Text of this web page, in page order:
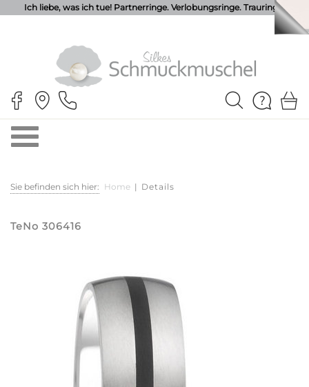
Ich liebe, was ich tue! Partnerringe. Verlobungsringe. Trauringe.
Sie befinden sich hier: Home | Details
TeNo 306416